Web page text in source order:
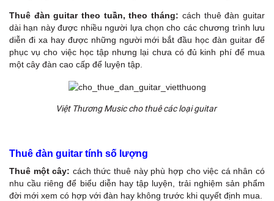
Thuê đàn guitar theo tuần, theo tháng: cách thuê đàn guitar
dài hạn này được nhiều người lựa chọn cho các chương trình lưu
diễn đi xa hay được những người mới bắt đầu học đàn guitar để
phục vụ cho việc học tập nhưng lại chưa có đủ kinh phí để mua
một cây đàn cao cấp để luyện tập.
Việt Thương Music cho thuê các loại guitar
Thuê đàn guitar tính số lượng
Thuê một cây: cách thức thuê này phù hợp cho việc cá nhân có
nhu cầu riêng để biểu diễn hay tập luyện, trải nghiệm sản phẩm
đời mới xem có hợp với đàn hay không trước khi quyết định mua.